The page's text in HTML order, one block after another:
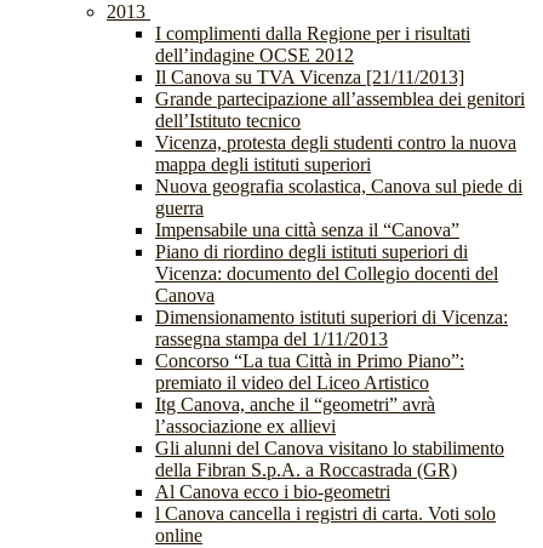
2013
I complimenti dalla Regione per i risultati
dell’indagine OCSE 2012
Il Canova su TVA Vicenza [21/11/2013]
Grande partecipazione all’assemblea dei genitori
dell’Istituto tecnico
Vicenza, protesta degli studenti contro la nuova
mappa degli istituti superiori
Nuova geografia scolastica, Canova sul piede di
guerra
Impensabile una città senza il “Canova”
Piano di riordino degli istituti superiori di
Vicenza: documento del Collegio docenti del
Canova
Dimensionamento istituti superiori di Vicenza:
rassegna stampa del 1/11/2013
Concorso “La tua Città in Primo Piano”:
premiato il video del Liceo Artistico
Itg Canova, anche il “geometri” avrà
l’associazione ex allievi
Gli alunni del Canova visitano lo stabilimento
della Fibran S.p.A. a Roccastrada (GR)
Al Canova ecco i bio-geometri
l Canova cancella i registri di carta. Voti solo
online